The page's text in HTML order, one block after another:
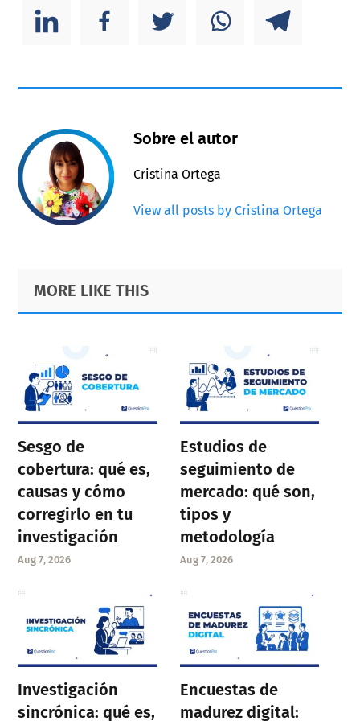
Sobre el autor
Cristina Ortega
View all posts by Cristina Ortega
Primary
Sidebar
Footer
MORE LIKE THIS
Sesgo de
cobertura: qué es,
causas y cómo
corregirlo en tu
investigación
Aug 7, 2026
Estudios de
seguimiento de
mercado: qué son,
tipos y
metodología
Aug 7, 2026
Investigación
sincrónica: qué es,
Encuestas de
madurez digital: